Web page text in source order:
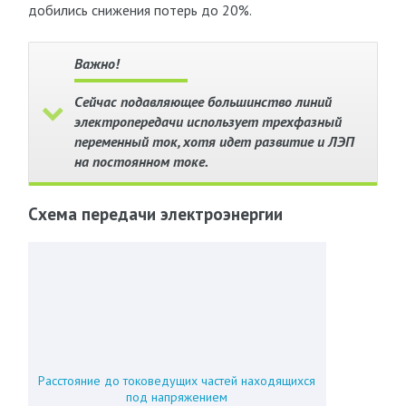
добились снижения потерь до 20%.
Важно!
Сейчас подавляющее большинство линий
электропередачи использует трехфазный
переменный ток, хотя идет развитие и ЛЭП
на постоянном токе.
Схема передачи электроэнергии
Расстояние до токоведущих частей находящихся
под напряжением